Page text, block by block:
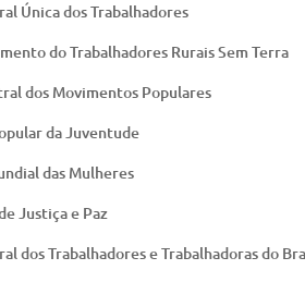
Única dos Trabalhadores
do Trabalhadores Rurais Sem Terra
dos Movimentos Populares
da Juventude
das Mulheres
Justiça e Paz
dos Trabalhadores e Trabalhadoras do